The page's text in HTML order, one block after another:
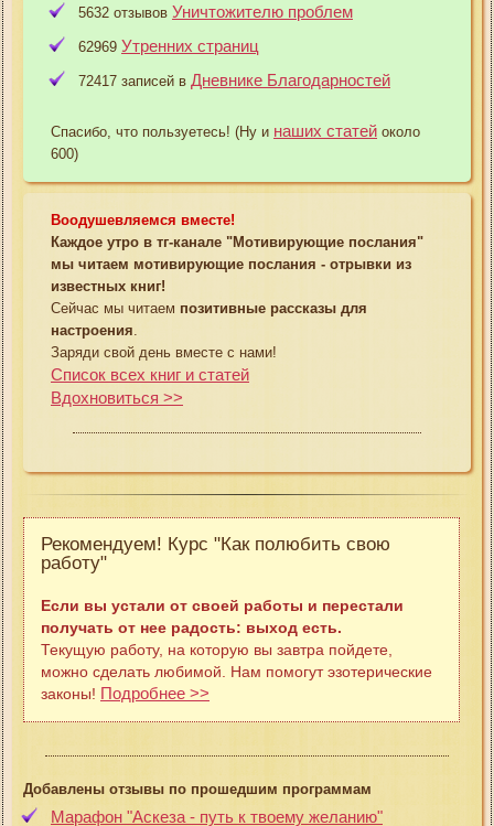
5632 отзывов Уничтожителю проблем
62969 Утренних страниц
72417 записей в Дневнике Благодарностей
Спасибо, что пользуетесь! (Ну и наших статей около
600)
Воодушевляемся вместе!
Каждое утро в тг-канале "Мотивирующие послания"
мы читаем мотивирующие послания - отрывки из
известных книг!
Сейчас мы читаем позитивные рассказы для
настроения
Заряди свой день вместе с нами!
Список всех книг и статей
Вдохновиться >>
Рекомендуем! Курс "Как полюбить свою
работу"
Если вы устали от своей работы и перестали
получать от нее радость: выход есть.
Текущую работу, на которую вы завтра пойдете,
можно сделать любимой. Нам помогут эзотерические
законы! Подробнее >>
Добавлены отзывы по прошедшим программам
Марафон "Аскеза - путь к твоему желанию"